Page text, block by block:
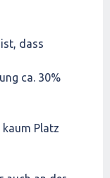
dass
ca. 30%
kaum Platz